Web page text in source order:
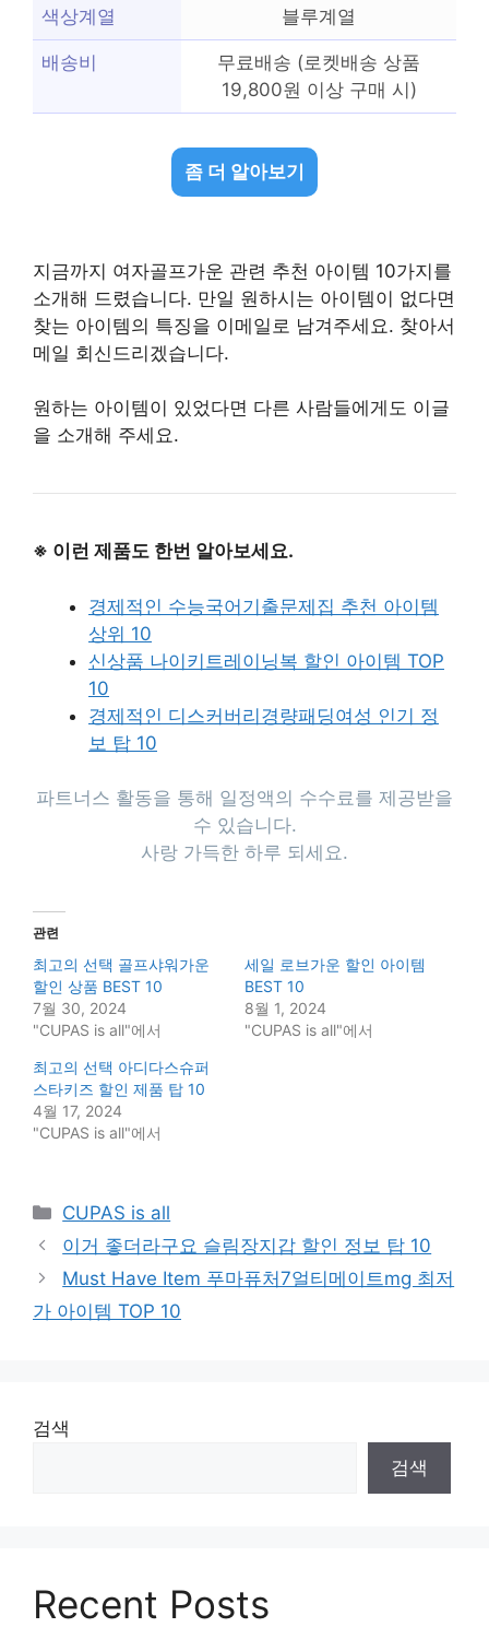
색상계열 블루계열
배송비
무료배송 (로켓배송 상품
19,800원 이상 구매 시)
좀 더 알아보기
지금까지 여자골프가운 관련 추천 아이템 10가지를
소개해 드렸습니다. 만일 원하시는 아이템이 없다면
찾는 아이템의 특징을 이메일로 남겨주세요. 찾아서
메일 회신드리겠습니다.
원하는 아이템이 있었다면 다른 사람들에게도 이글
을 소개해 주세요.
※ 이런 제품도 한번 알아보세요.
경제적인 수능국어기출문제집 추천 아이템
상위 10
신상품 나이키트레이닝복 할인 아이템 TOP
10
경제적인 디스커버리경량패딩여성 인기 정
보 탑 10
파트너스 활동을 통해 일정액의 수수료를 제공받을
수 있습니다.
사랑 가득한 하루 되세요.
관련
최고의 선택 골프샤워가운
할인 상품 BEST 10
7월 30, 2024
"CUPAS is all"에서
세일 로브가운 할인 아이템
BEST 10
8월 1, 2024
"CUPAS is all"에서
최고의 선택 아디다스슈퍼
스타키즈 할인 제품 탑 10
4월 17, 2024
"CUPAS is all"에서
Categories
CUPAS is all
이거 좋더라구요 슬림장지갑 할인 정보 탑 10
Must Have Item 푸마퓨처7얼티메이트mg 최저
가 아이템 TOP 10
검색
검색
Recent Posts